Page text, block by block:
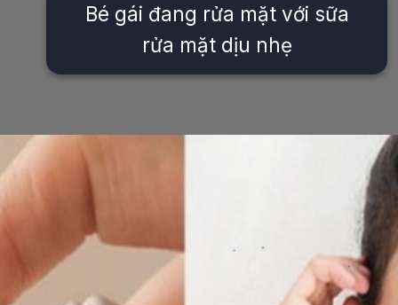
Bé gái đang rửa mặt với sữa
rửa mặt dịu nhẹ
Đang mở https://issiloo.edu.vn/sua-rua-mat-cho-be-gai-10-tuoi